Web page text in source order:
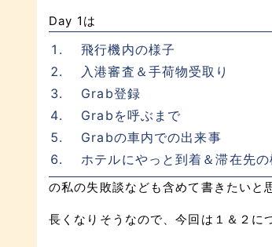
Day 1は
飛行機内の様子
入港審査＆手荷物受取り
Grab登録
Grabを呼ぶまで
Grabの車内での出来事
ホテルにやっと到着＆滞在先の
の私の失敗談なども含めて書きたいと
長くなりそうなので、今回は１＆２に